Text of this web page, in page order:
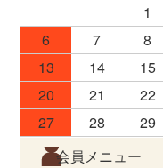
1
6
7 8
13
14 15
20
21 22
27
28 29
会員メニュー